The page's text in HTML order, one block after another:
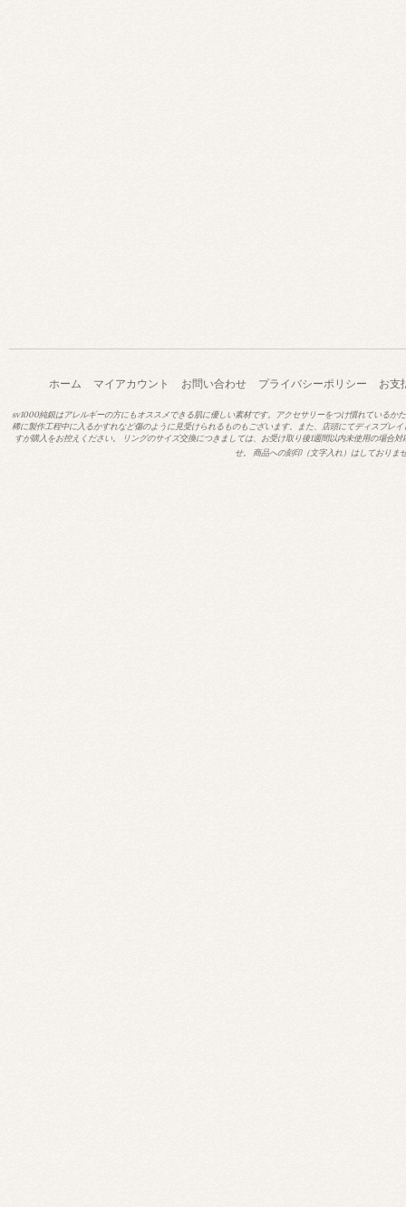
ホーム マイアカウント お問い合わせ プライバシーポリシー お支
sv1000純銀はアレルギーの方にもオススメできる肌に優しい素材です。アクセサリーをつけ慣れている
稀に製作工程中に入るかすれなど傷のように見受けられるものもございます。また、店頭にてディスプレ
すが購入をお控えください。 リングのサイズ交換につきましては、お受け取り後1週間以内未使用の場
せ。 商品への刻印（文字入れ）はしておりま